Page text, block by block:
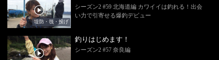
堤防・筏・投げ
シーズン2 #59 北海道編 カワイイは釣れる！出会
い力で引寄せる爆釣デビュー
釣りはじめます！
シーズン2 #57 奈良編